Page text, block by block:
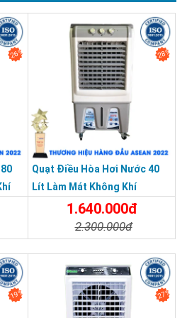
lượng mặt trời sáng 12 giờ chỉ từ
26% 28%
Quạt Điều Hòa Hơi Nước 40
Lít Làm Mát Không Khí
1.640.000đ
2.300.000đ
19% 27%